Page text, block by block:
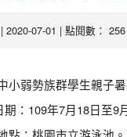
| 2020-07-01 | 點閱數： 256
小弱勢族群學生親子
：109年7月18日至9